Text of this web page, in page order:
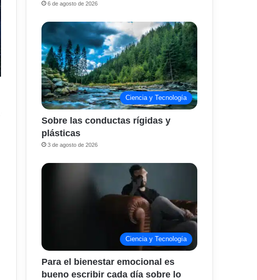
6 de agosto de 2026
Ciencia y Tecnología
Sobre las conductas rígidas y
plásticas
3 de agosto de 2026
Ciencia y Tecnología
Para el bienestar emocional es
bueno escribir cada día sobre lo